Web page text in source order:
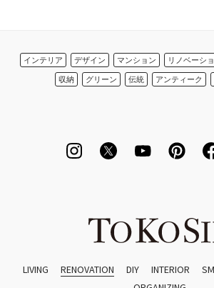
インテリア デザイン マンション リノベーシ
収納
グリーン 伝統 アンティーク
LIVING RENOVATION DIY INTERIOR